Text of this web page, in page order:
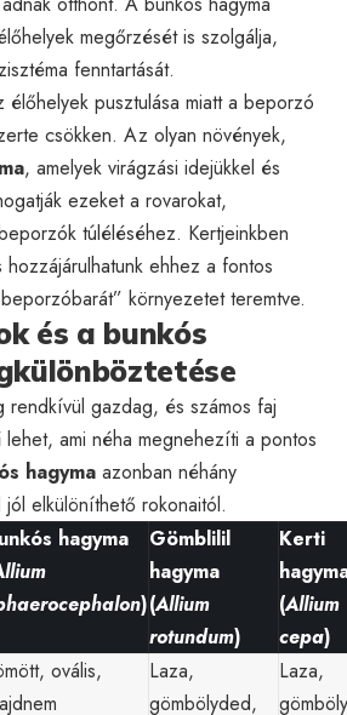
megőrzését is szolgálja,
fenntartását.
élőhelyek pusztulása miatt a beporzó
csökken. Az olyan növények,
, amelyek virágzási idejükkel és
ezeket a rovarokat,
túléléséhez. Kertjeinkben
hozzájárulhatunk ehhez a fontos
környezetet teremtve.
és a bunkós
rendkívül gazdag, és számos faj
ami néha megnehezíti a pontos
hagyma azonban néhány
elkülöníthető rokonaitól.
hagyma
)
Gömblilil
hagyma
(Allium
rotundum)
Kerti
(Allium
cepa)
ovális,
Laza,
gömbölyded,
Laza,